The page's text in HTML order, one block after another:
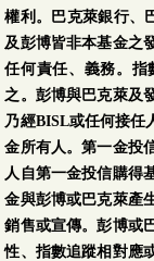
權利。巴克萊銀行、
及彭博皆非本基金之
任何責任、義務。指
之。彭博與巴克萊及
乃經BISL或任何接任
金所有人。第一金投
人自第一金投信購得
金與彭博或巴克萊產
銷售或宣傳。彭博或
性、指數追蹤相對應